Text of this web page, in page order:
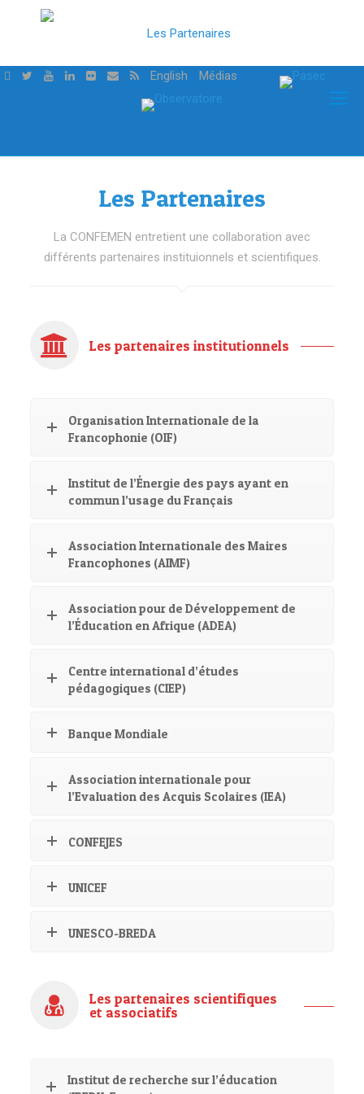
English Médias
Les Partenaires
La CONFEMEN entretient une collaboration avec
différents partenaires instituionnels et scientifiques.
Les partenaires institutionnels
Organisation Internationale de la
Francophonie (OIF)
Institut de l’Énergie des pays ayant en
commun l’usage du Français
Association Internationale des Maires
Francophones (AIMF)
Association pour de Développement de
l’Éducation en Afrique (ADEA)
Centre international d’études
pédagogiques (CIEP)
Banque Mondiale
Association internationale pour
l’Evaluation des Acquis Scolaires (IEA)
CONFEJES
UNICEF
UNESCO-BREDA
Les partenaires scientifiques
et associatifs
Institut de recherche sur l’éducation